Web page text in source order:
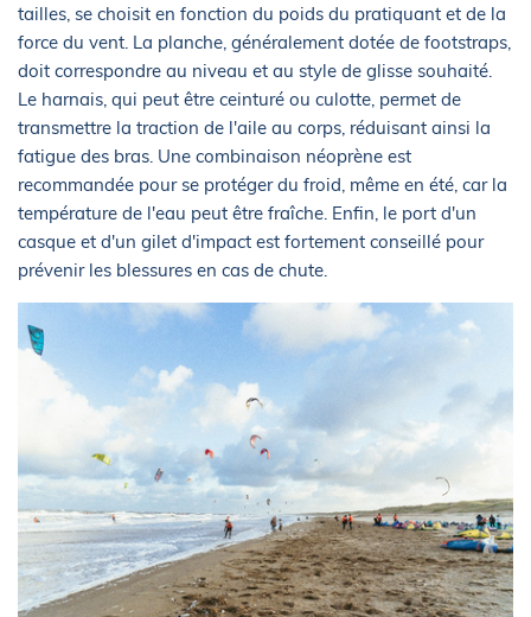
tailles, se choisit en fonction du poids du pratiquant et de la
force du vent. La planche, généralement dotée de footstraps,
doit correspondre au niveau et au style de glisse souhaité.
Le harnais, qui peut être ceinturé ou culotte, permet de
transmettre la traction de l'aile au corps, réduisant ainsi la
fatigue des bras. Une combinaison néoprène est
recommandée pour se protéger du froid, même en été, car la
température de l'eau peut être fraîche. Enfin, le port d'un
casque et d'un gilet d'impact est fortement conseillé pour
prévenir les blessures en cas de chute.